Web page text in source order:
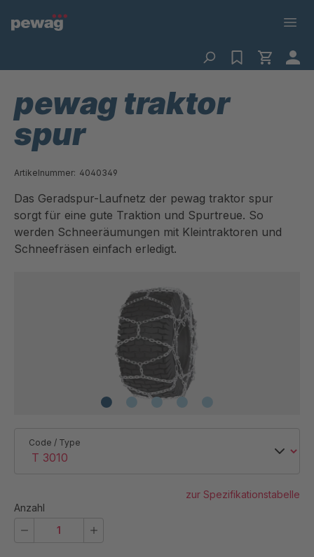
pewag traktor
spur
Artikelnummer: 4040349
Das Geradspur-Laufnetz der pewag traktor spur
sorgt für eine gute Traktion und Spurtreue. So
werden Schneeräumungen mit Kleintraktoren und
Schneefräsen einfach erledigt.
Code / Type
zur Spezifikationstabelle
Anzahl